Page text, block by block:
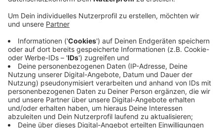
Die Fast-Food-Kette"Three Sixty Sportsbar"
wird in ausgewählten Restaurants eine Super-
Bowl-Party schmeißen. Meist sind diese - wie
zum Beispiel im Bermuda-Dreieck in Bochum -
schon ausverkauft.
In derWeststadthalle in Essenwird es ein Public
Viewing geben.Beginn ist um 22:30 Uhr.
Auch inDüsseldorfgeht es vom 11. auf den 12.
Februar rund. Der Footballclub Rhein Firelädt zum
Rudelgucken ein. Aktuell sind aber alle Tickets